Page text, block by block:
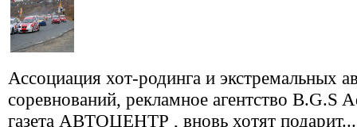
Ассоциация хот-родинга и экстремальных
соревнований, рекламное агентство B.G.S
газета АВТОЦЕНТР , вновь хотят подарит...